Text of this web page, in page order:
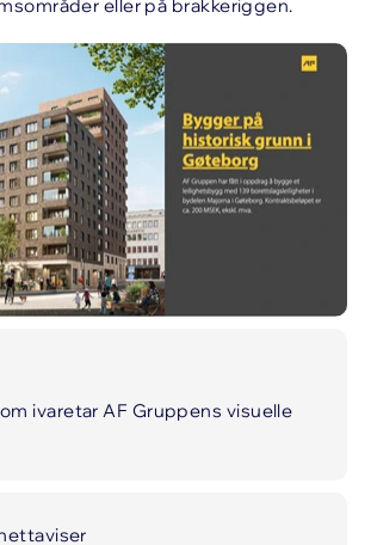
eller på brakkeriggen.
ivaretar AF Gruppens visuelle